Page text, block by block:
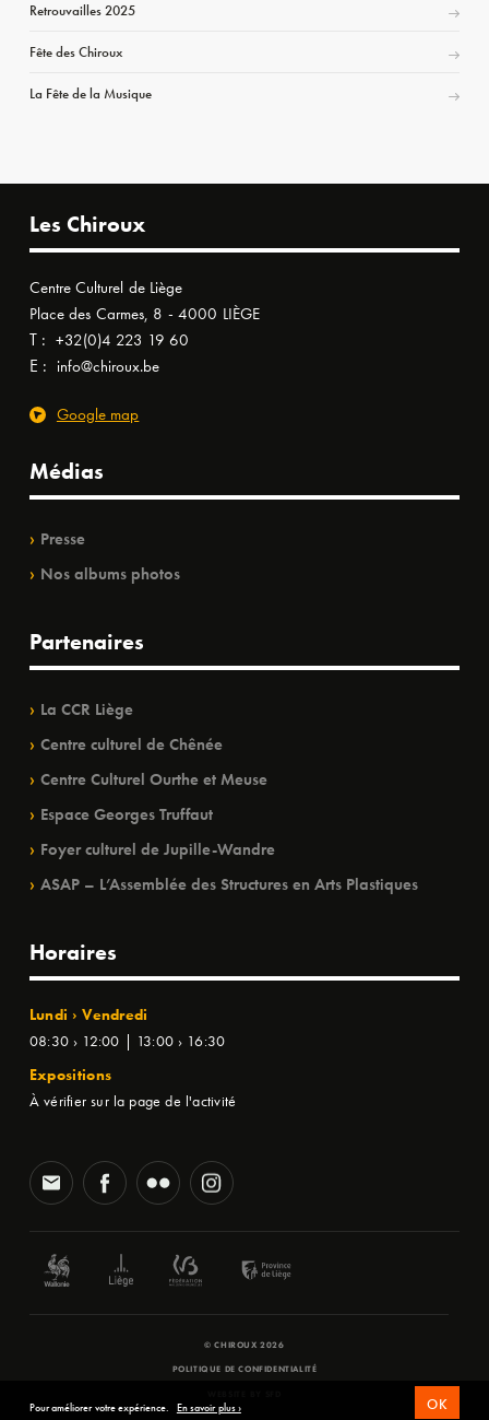
Retrouvailles 2025
Fête des Chiroux
La Fête de la Musique
Les Chiroux
Centre Culturel de Liège
Place des Carmes, 8 - 4000 LIÈGE
T : +32(0)4 223 19 60
E : info@chiroux.be
Google map
Médias
Presse
Nos albums photos
Partenaires
La CCR Liège
Centre culturel de Chênée
Centre Culturel Ourthe et Meuse
Espace Georges Truffaut
Foyer culturel de Jupille-Wandre
ASAP – L’Assemblée des Structures en Arts Plastiques
Horaires
Lundi › Vendredi
08:30 › 12:00 | 13:00 › 16:30
Expositions
À vérifier sur la page de l'activité
© CHIROUX 2026
POLITIQUE DE CONFIDENTIALITÉ
Pour améliorer votre expérience. En savoir plus › OK